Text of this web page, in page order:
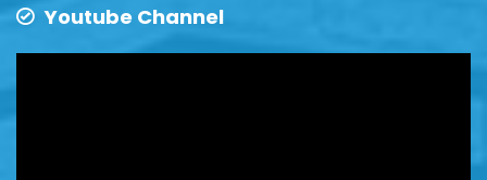
Youtube Channel